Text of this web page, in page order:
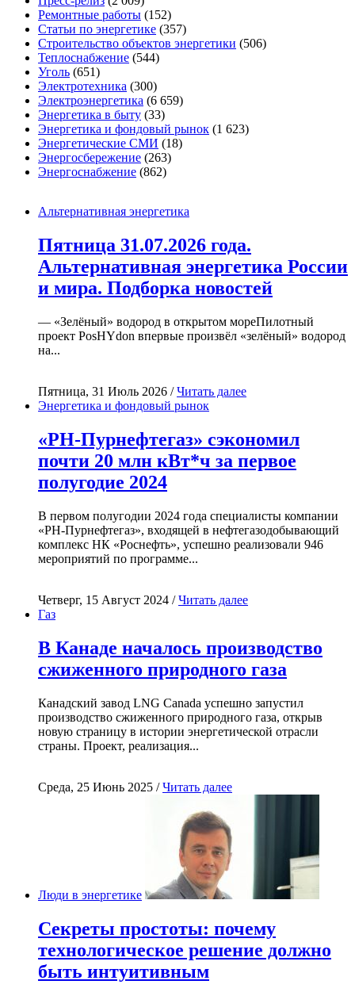
Ремонтные работы (152)
Статьи по энергетике (357)
Строительство объектов энергетики (506)
Теплоснабжение (544)
Уголь (651)
Электротехника (300)
Электроэнергетика (6 659)
Энергетика в быту (33)
Энергетика и фондовый рынок (1 623)
Энергетические СМИ (18)
Энергосбережение (263)
Энергоснабжение (862)
Альтернативная энергетика
Пятница 31.07.2026 года.
Альтернативная энергетика России
и мира. Подборка новостей
— «Зелёный» водород в открытом мореПилотный
проект PosHYdon впервые произвёл «зелёный» водород
на...
Пятница, 31 Июль 2026 /Читать далее
Энергетика и фондовый рынок
«РН-Пурнефтегаз» сэкономил
почти 20 млн кВт*ч за первое
полугодие 2024
В первом полугодии 2024 года специалисты компании
«РН-Пурнефтегаз», входящей в нефтегазодобывающий
комплекс НК «Роснефть», успешно реализовали 946
мероприятий по программе...
Четверг, 15 Август 2024 /Читать далее
Газ
В Канаде началось производство
сжиженного природного газа
Канадский завод LNG Canada успешно запустил
производство сжиженного природного газа, открыв
новую страницу в истории энергетической отрасли
страны. Проект, реализация...
Среда, 25 Июнь 2025 /Читать далее
Люди в энергетике
Секреты простоты: почему
технологическое решение должно
быть интуитивным